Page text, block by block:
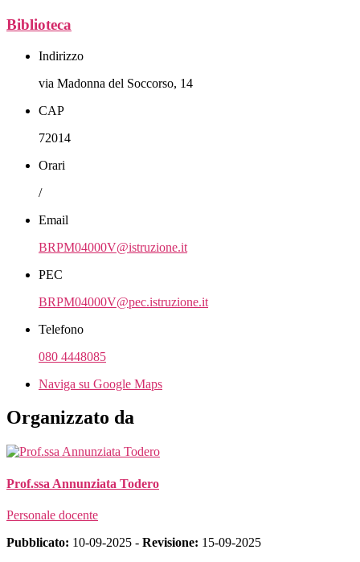
Biblioteca
Indirizzo
via Madonna del Soccorso, 14
CAP
72014
Orari
/
Email
BRPM04000V@istruzione.it
PEC
BRPM04000V@pec.istruzione.it
Telefono
080 4448085
Naviga su Google Maps
Organizzato da
Prof.ssa Annunziata Todero
Personale docente
Pubblicato: 10-09-2025 - Revisione: 15-09-2025